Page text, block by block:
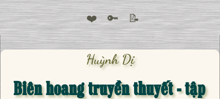
❤️ 🔑 📝
Huỳnh Dị
Biên hoang truyền thuyết - tập